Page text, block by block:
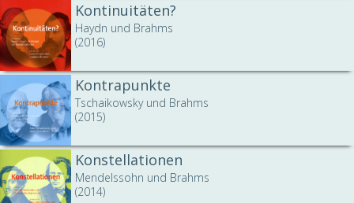
Kontinuitäten?
Haydn und Brahms
(2016)
Kontrapunkte
Tschaikowsky und Brahms
(2015)
Konstellationen
Mendelssohn und Brahms
(2014)